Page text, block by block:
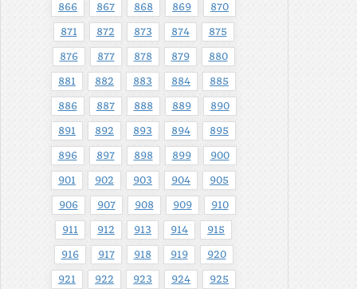
866 867 868 869 870
871 872 873 874 875
876 877 878 879 880
881 882 883 884 885
886 887 888 889 890
891 892 893 894 895
896 897 898 899 900
901 902 903 904 905
906 907 908 909 910
911 912 913 914 915
916 917 918 919 920
921 922 923 924 925